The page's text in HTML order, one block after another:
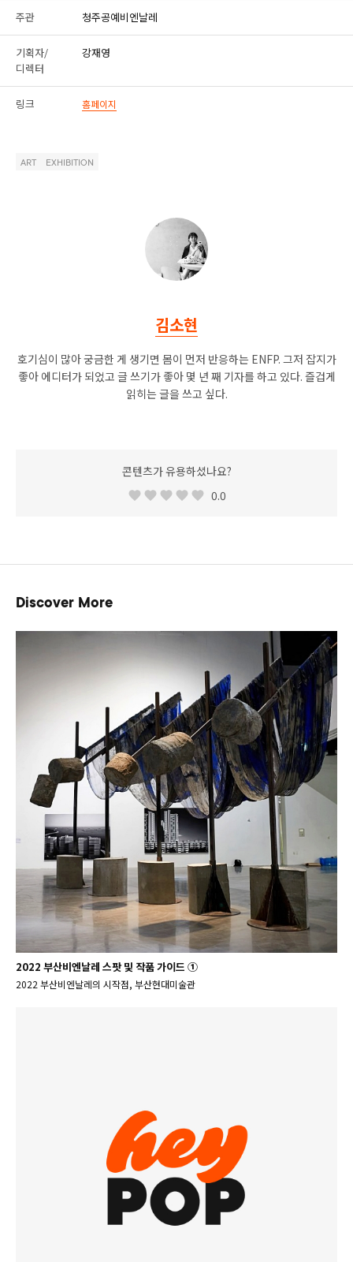
주관 청주공예비엔날레
기획자/
디렉터
강재영
링크 홈페이지
ART EXHIBITION
김소현
호기심이 많아 궁금한 게 생기면 몸이 먼저 반응하는 ENFP. 그저 잡지가
좋아 에디터가 되었고 글 쓰기가 좋아 몇 년 째 기자를 하고 있다. 즐겁게
읽히는 글을 쓰고 싶다.
콘텐츠가 유용하셨나요?
0.0
Discover More
2022 부산비엔날레 스팟 및 작품 가이드 ①
2022 부산비엔날레의 시작점, 부산현대미술관